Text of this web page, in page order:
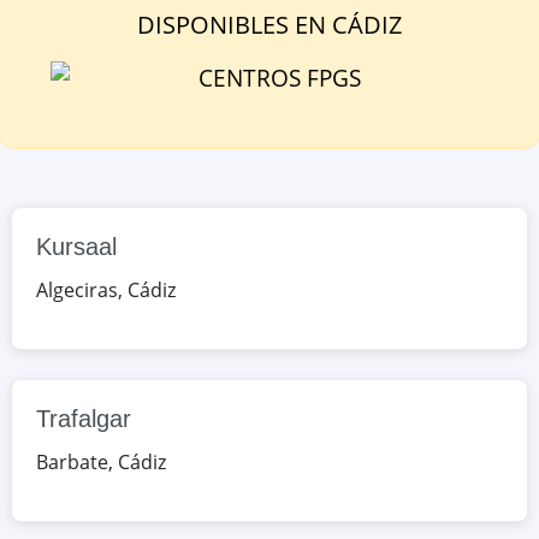
Trafalgar
Madrid, 4, Barbate, Cádiz, España
Google Maps
OpenStreetMap
España
Amiel, s/n, Cádiz, Cádiz, España
Google Maps
DISPONIBLES EN CÁDIZ
Kursaal
Algeciras, Cádiz
Trafalgar
Barbate, Cádiz